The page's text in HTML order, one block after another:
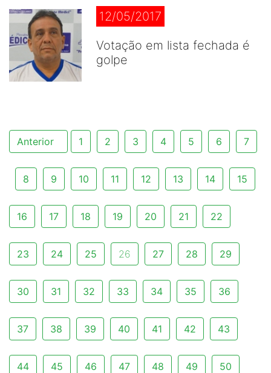
12/05/2017
Votação em lista fechada é
golpe
Anterior 1 2 3 4 5 6 7
8 9 10 11 12 13 14 15
16 17 18 19 20 21 22
23 24 25 26 27 28 29
30 31 32 33 34 35 36
37 38 39 40 41 42 43
44 45 46 47 48 49 50